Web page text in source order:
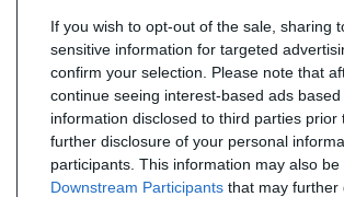
If you wish to opt-out of the sale, sharing
sensitive information for targeted
confirm your selection. Please note that
continue seeing interest-based ads
information disclosed to third parties
further disclosure of your personal
participants. This information may also
Downstream Participants that may further